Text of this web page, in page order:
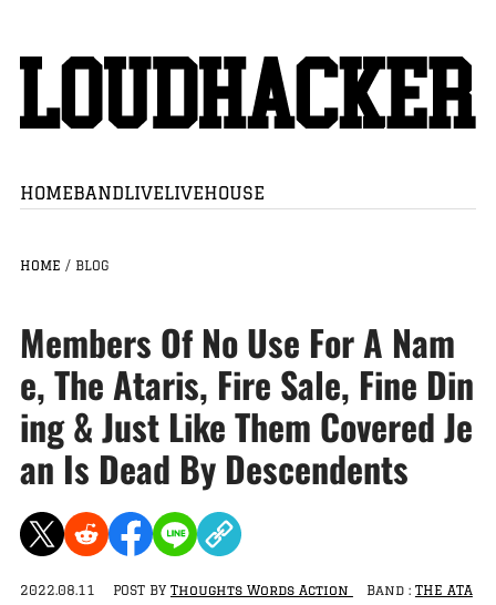
HOMEBANDLIVELIVEHOUSE
HOME / BLOG
Members Of No Use For A Nam
e, The Ataris, Fire Sale, Fine Din
ing & Just Like Them Covered Je
an Is Dead By Descendents
2022.08.11 POST BY Thoughts Words Action Band : THE ATA